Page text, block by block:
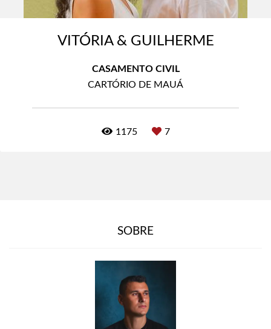
VITÓRIA & GUILHERME
CASAMENTO CIVIL
CARTÓRIO DE MAUÁ
1175 7
SOBRE